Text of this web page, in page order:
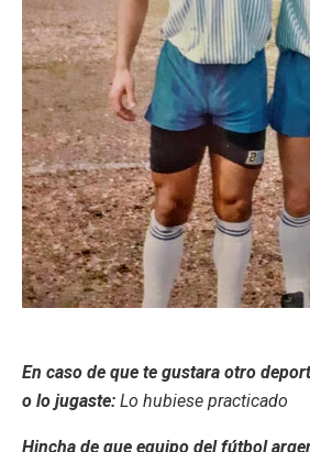
En caso de que te gustara otro
o lo jugaste: Lo hubiese practicado
Hincha de que equipo del fútbol